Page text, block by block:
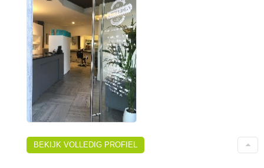
BEKIJK VOLLEDIG PROFIEL